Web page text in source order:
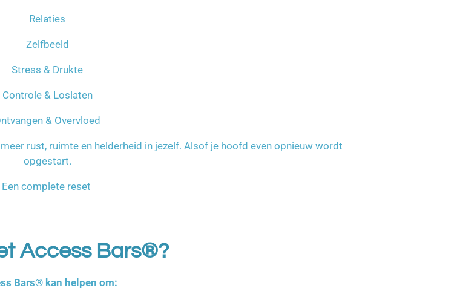
Relaties
Zelfbeeld
Stress & Drukte
Controle & Loslaten
& Overvloed
rust, ruimte en helderheid in jezelf. Alsof je hoofd even opnieuw wordt
opgestart.
Een complete reset
Access Bars®?
Bars® kan helpen om: